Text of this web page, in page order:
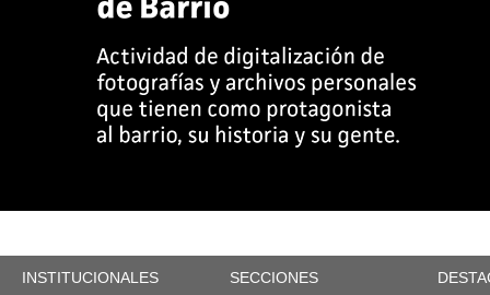
INSTITUCIONALES SECCIONES